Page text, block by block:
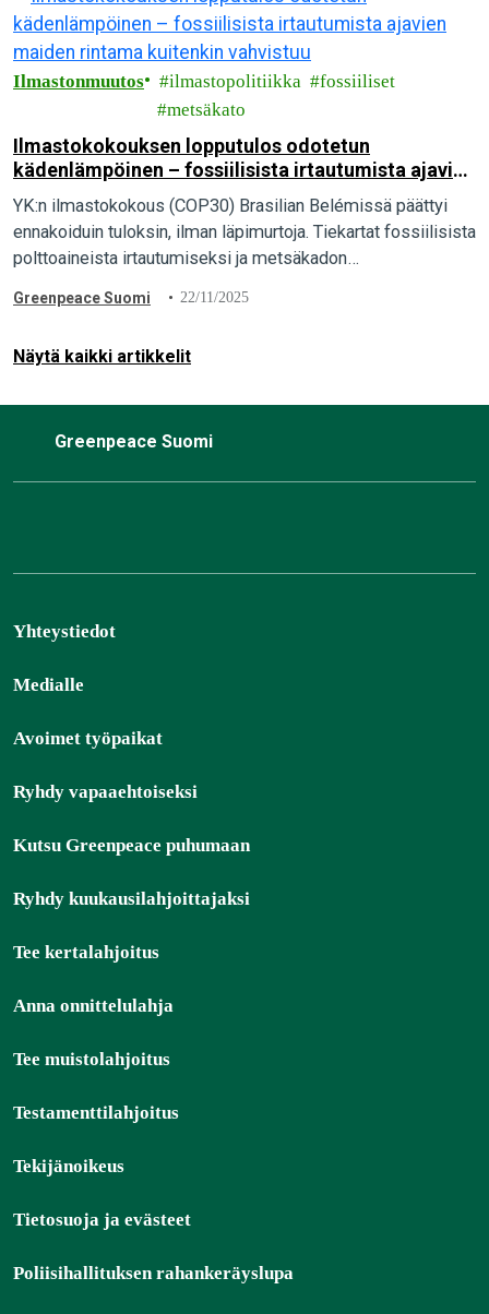
päästä…
Ilmastonmuutos ilmastopolitiikka
fossiiliset
metsäkato
Ilmastokokouksen lopputulos odotetun
kädenlämpöinen – fossiilisista irtautumista ajavien
maiden rintama kuitenkin vahvistuu
YK:n ilmastokokous (COP30) Brasilian Belémissä päättyi
ennakoiduin tuloksin, ilman läpimurtoja. Tiekartat fossiilisista
polttoaineista irtautumiseksi ja metsäkadon
indikaattoreita ja rahoitusta koskevat päätökset heikoiksi.
Greenpeace Suomi 22/11/2025
Näytä kaikki artikkelit
Greenpeace Suomi
Yhteystiedot
Medialle
Avoimet työpaikat
Ryhdy vapaaehtoiseksi
Kutsu Greenpeace puhumaan
Ryhdy kuukausilahjoittajaksi
Tee kertalahjoitus
Anna onnittelulahja
Tee muistolahjoitus
Testamenttilahjoitus
Tekijänoikeus
Tietosuoja ja evästeet
Poliisihallituksen rahankeräyslupa